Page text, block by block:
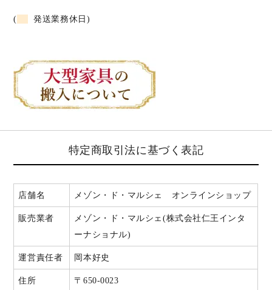
( 発送業務休日)
特定商取引法に基づく表記
店舗名 メゾン・ド・マルシェ オンラインショップ
販売業者
メゾン・ド・マルシェ(株式会社仁王インタ
ーナショナル)
運営責任者 岡本好史
住所
〒650-0023